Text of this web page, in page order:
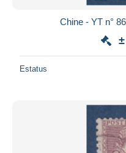
Chine - YT n°
Estatus